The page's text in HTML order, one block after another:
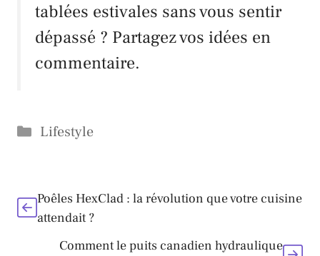
tablées estivales sans vous sentir
dépassé ? Partagez vos idées en
commentaire.
Catégories
Lifestyle
Poêles HexClad : la révolution que votre cuisine
attendait ?
Comment le puits canadien hydraulique